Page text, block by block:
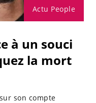
Actu People
à un souci
la mort
son compte